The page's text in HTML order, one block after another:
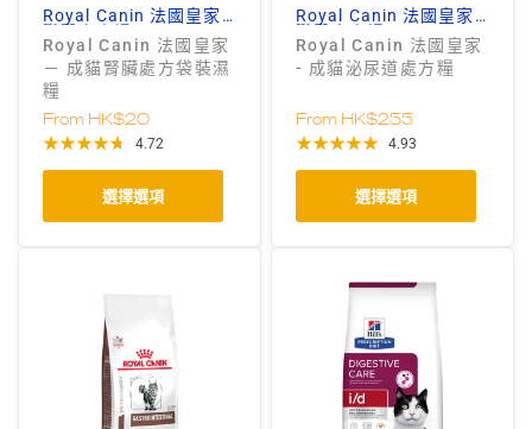
Royal Canin 法國皇家
Royal Canin 法國皇家
－ 成貓腎臟處方袋裝濕
糧
From HK$20
4.72
選擇選項
Royal Canin 法國皇家
Royal Canin 法國皇家
- 成貓泌尿道處方糧
From HK$255
4.93
選擇選項